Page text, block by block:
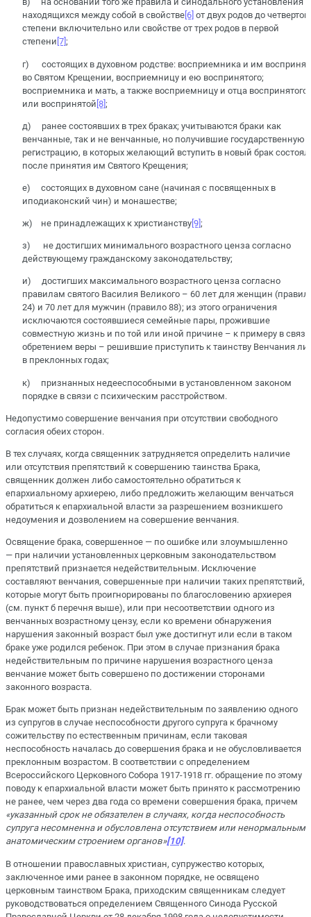
находящихся между собой в свойстве [6] от двух родов до четвертой
степени включительно или свойстве от трех родов в первой
степени [7] ;
г) состоящих в духовном родстве: восприемника и им
во Святом Крещении, восприемницу и ею воспринятого;
восприемника и мать, а также восприемницу и отца воспринятого
или воспринятой [8];
д) ранее состоявших в трех браках; учитываются браки как
венчанные, так и не венчанные, но получившие государственную
регистрацию, в которых желающий вступить в новый брак состоял
после принятия им Святого Крещения;
е) состоящих в духовном сане (начиная с посвященных в
иподиаконский чин) и монашестве;
ж) не принадлежащих к христианству [9] ;
з) не достигших минимального возрастного ценза согласно
действующему гражданскому законодательству;
и) достигших максимального возрастного ценза согласно
правилам святого Василия Великого – 60 лет для женщин
24) и 70 лет для мужчин (правило 88); из этого ограничения
исключаются состоявшиеся семейные пары, прожившие
совместную жизнь и по той или иной причине – к примеру в
обретением веры – решившие приступить к таинству Венчания
в преклонных годах;
к) признанных недееспособными в установленном законом
порядке в связи с психическим расстройством.
Недопустимо совершение венчания при отсутствии свободного
согласия обеих сторон.
В тех случаях, когда священник затрудняется определить наличие
или отсутствия препятствий к совершению таинства Брака,
священник должен либо самостоятельно обратиться к
епархиальному архиерею, либо предложить желающим венчаться
обратиться к епархиальной власти за разрешением возникшего
недоумения и дозволением на совершение венчания.
Освящение брака, совершенное — по ошибке или злоумышленно
— при наличии установленных церковным законодательством
препятствий признается недействительным. Исключение
составляют венчания, совершенные при наличии таких препятствий,
которые могут быть проигнорированы по благословению архиерея
(см. пункт б перечня выше), или при несоответствии одного из
венчанных возрастному цензу, если ко времени обнаружения
нарушения законный возраст был уже достигнут или если в таком
браке уже родился ребенок. При этом в случае признания брака
недействительным по причине нарушения возрастного ценза
венчание может быть совершено по достижении сторонами
законного возраста.
Брак может быть признан недействительным по заявлению одного
из супругов в случае неспособности другого супруга к брачному
сожительству по естественным причинам, если таковая
неспособность началась до совершения брака и не обусловливается
преклонным возрастом. В соответствии с определением
Всероссийского Церковного Собора 1917-1918 гг. обращение по этому
поводу к епархиальной власти может быть принято к рассмотрению
не ранее, чем через два года со времени совершения брака, причем
«указанный срок не обязателен в случаях, когда неспособность
супруга несомненна и обусловлена отсутствием или ненормальным
анатомическим строением органов»[10].
В отношении православных христиан, супружество которых,
заключенное ими ранее в законном порядке, не освящено
церковным таинством Брака, приходским священникам следует
руководствоваться определением Священного Синода Русской